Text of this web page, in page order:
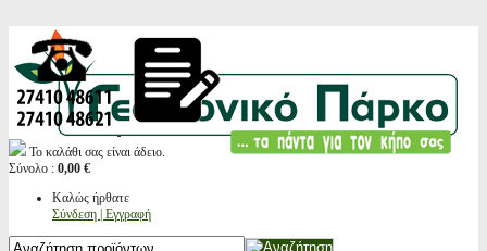
Το καλάθι σας είναι άδειο.
Σύνολο : 0,00 €
Καλώς ήρθατε
Σύνδεση | Εγγραφή